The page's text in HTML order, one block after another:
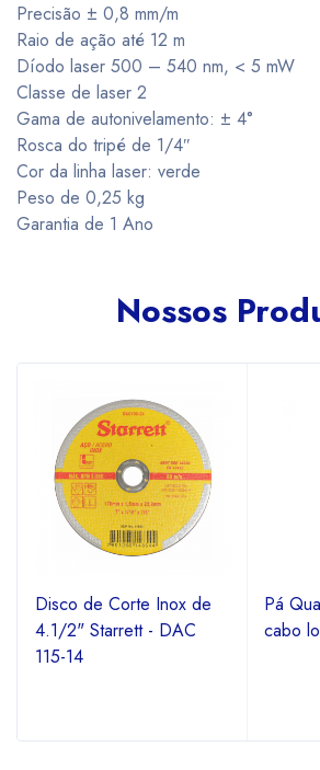
Precisão ± 0,8 mm/m
Raio de ação até 12 m
Díodo laser 500 – 540 nm, < 5 mW
Classe de laser 2
Gama de autonivelamento: ± 4°
Rosca do tripé de 1/4″
Cor da linha laser: verde
Peso de 0,25 kg
Garantia de 1 Ano
Nossos
Disco de Corte Inox de
4.1/2" Starrett - DAC
115-14
Pá
cabo